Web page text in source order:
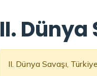
II. Dünya
II. Dünya Savaşı,